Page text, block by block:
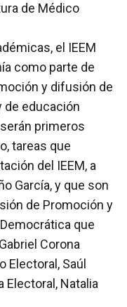
de Médico
el IEEM
como parte de
y difusión de
de educación
primeros
tareas que
del IEEM, a
García, y que son
de Promoción y
que
Corona
Electoral, Saúl
Electoral, Natalia